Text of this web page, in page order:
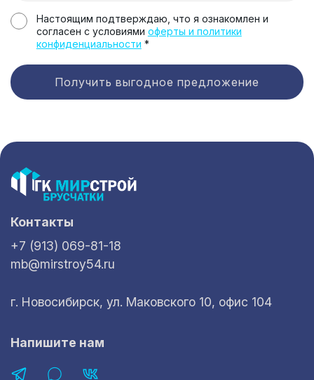
Настоящим подтверждаю, что я ознакомлен и
согласен с условиями оферты и политики
конфиденциальности *
Получить выгодное предложение
Контакты
+7 (913) 069-81-18
mb@mirstroy54.ru
г. Новосибирск, ул. Маковского 10, офис 104
Напишите нам